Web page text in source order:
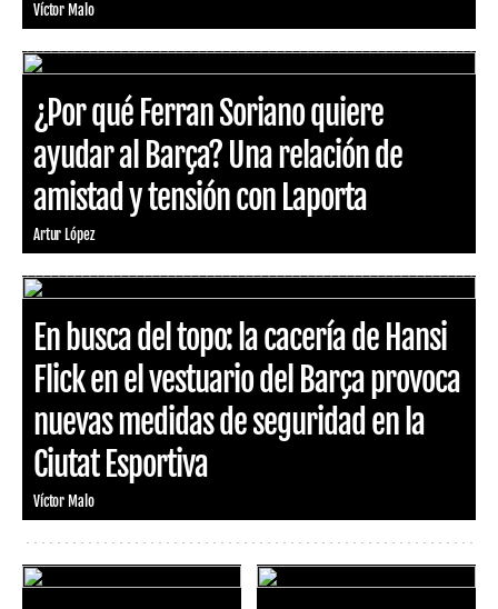
Víctor Malo
¿Por qué Ferran Soriano quiere
ayudar al Barça? Una relación de
amistad y tensión con Laporta
Artur López
En busca del topo: la cacería de Hansi
Flick en el vestuario del Barça provoca
nuevas medidas de seguridad en la
Ciutat Esportiva
Víctor Malo